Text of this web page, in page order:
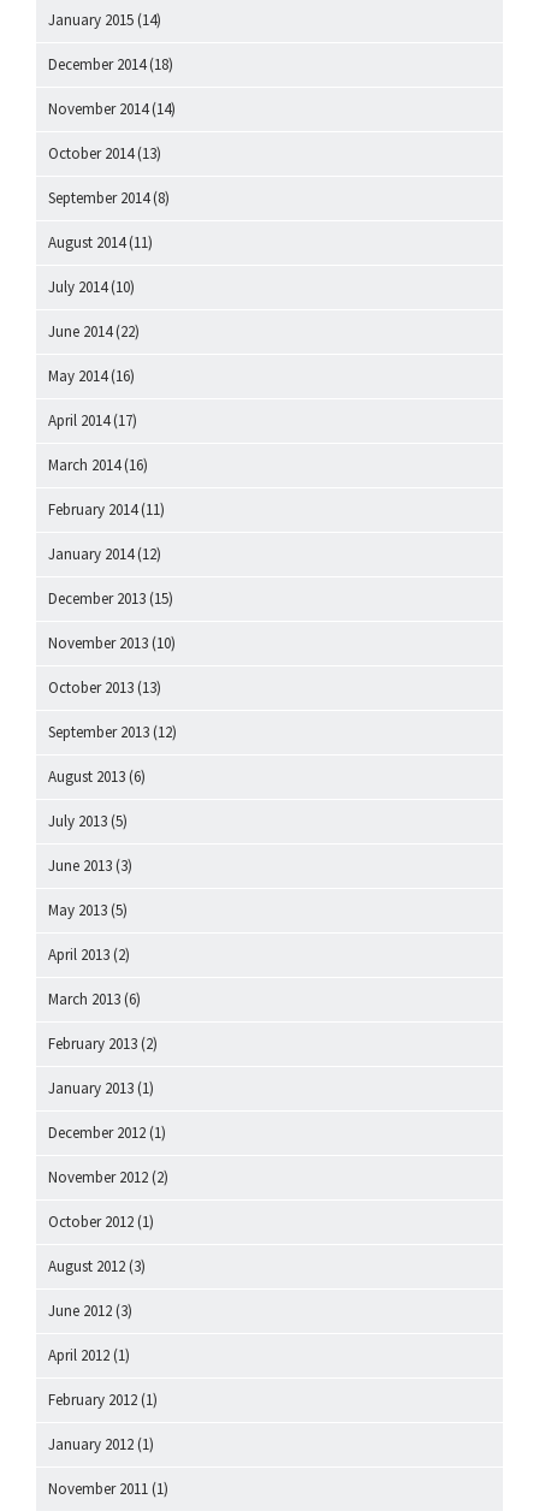
January 2015 (14)
December 2014(18)
November 2014(14)
October 2014(13)
September 2014(8)
August 2014(11)
July 2014(10)
June 2014(22)
May 2014(16)
April 2014(17)
March 2014(16)
February 2014(11)
January 2014(12)
December 2013 (15)
November 2013 (10)
October 2013 (13)
September 2013 (12)
August 2013 (6)
July 2013 (5)
June 2013 (3)
May 2013 (5)
April 2013 (2)
March 2013 (6)
February 2013 (2)
January 2013 (1)
December 2012 (1)
November 2012 (2)
October 2012 (1)
August 2012 (3)
June 2012 (3)
April 2012 (1)
February 2012 (1)
January 2012 (1)
November 2011 (1)